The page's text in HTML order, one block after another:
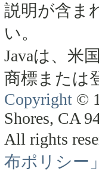
説明が含ま
い。
Javaは、米
商標または
Copyright ©
Shores, CA
All rights
布ポリシー」